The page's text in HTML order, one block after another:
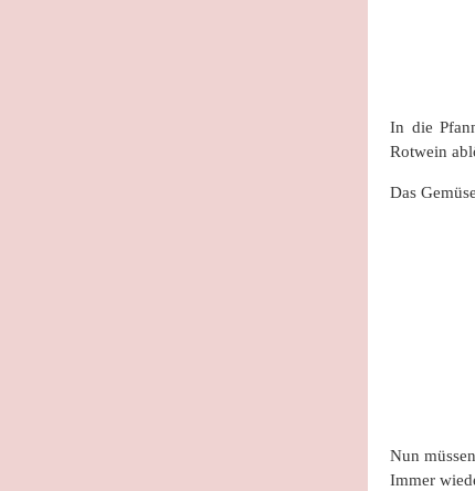
In die
Rotwein
Das
Nun
Immer